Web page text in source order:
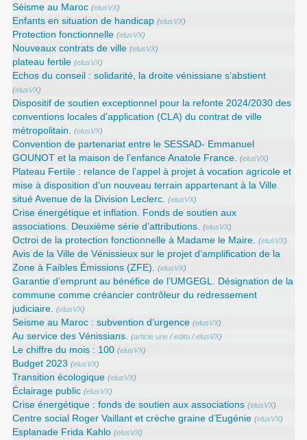
Séisme au Maroc (elusVX)
Enfants en situation de handicap (elusVX)
Protection fonctionnelle (elusVX)
Nouveaux contrats de ville (elusVX)
plateau fertile (elusVX)
Echos du conseil : solidarité, la droite vénissiane s’abstient
(elusVX)
Dispositif de soutien exceptionnel pour la refonte 2024/2030 des
conventions locales d’application (CLA) du contrat de ville
métropolitain. (elusVX)
Convention de partenariat entre le SESSAD- Emmanuel
GOUNOT et la maison de l’enfance Anatole France. (elusVX)
Plateau Fertile : relance de l’appel à projet à vocation agricole et
mise à disposition d’un nouveau terrain appartenant à la Ville
situé Avenue de la Division Leclerc. (elusVX)
Crise énergétique et inflation. Fonds de soutien aux
associations. Deuxième série d’attributions. (elusVX)
Octroi de la protection fonctionnelle à Madame le Maire. (elusVX)
Avis de la Ville de Vénissieux sur le projet d’amplification de la
Zone à Faibles Émissions (ZFE). (elusVX)
Garantie d’emprunt au bénéfice de l’UMGEGL. Désignation de la
commune comme créancier contrôleur du redressement
judiciaire. (elusVX)
Seisme au Maroc : subvention d’urgence (elusVX)
Au service des Vénissians. (article une /edito /elusVX)
Le chiffre du mois : 100 (elusVX)
Budget 2023 (elusVX)
Transition écologique (elusVX)
Éclairage public (elusVX)
Crise énergétique : fonds de soutien aux associations (elusVX)
Centre social Roger Vaillant et crèche graine d’Eugénie (elusVX)
Esplanade Frida Kahlo (elusVX)